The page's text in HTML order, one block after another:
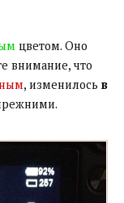
цветом. Оно
внимание, что
, изменилось в